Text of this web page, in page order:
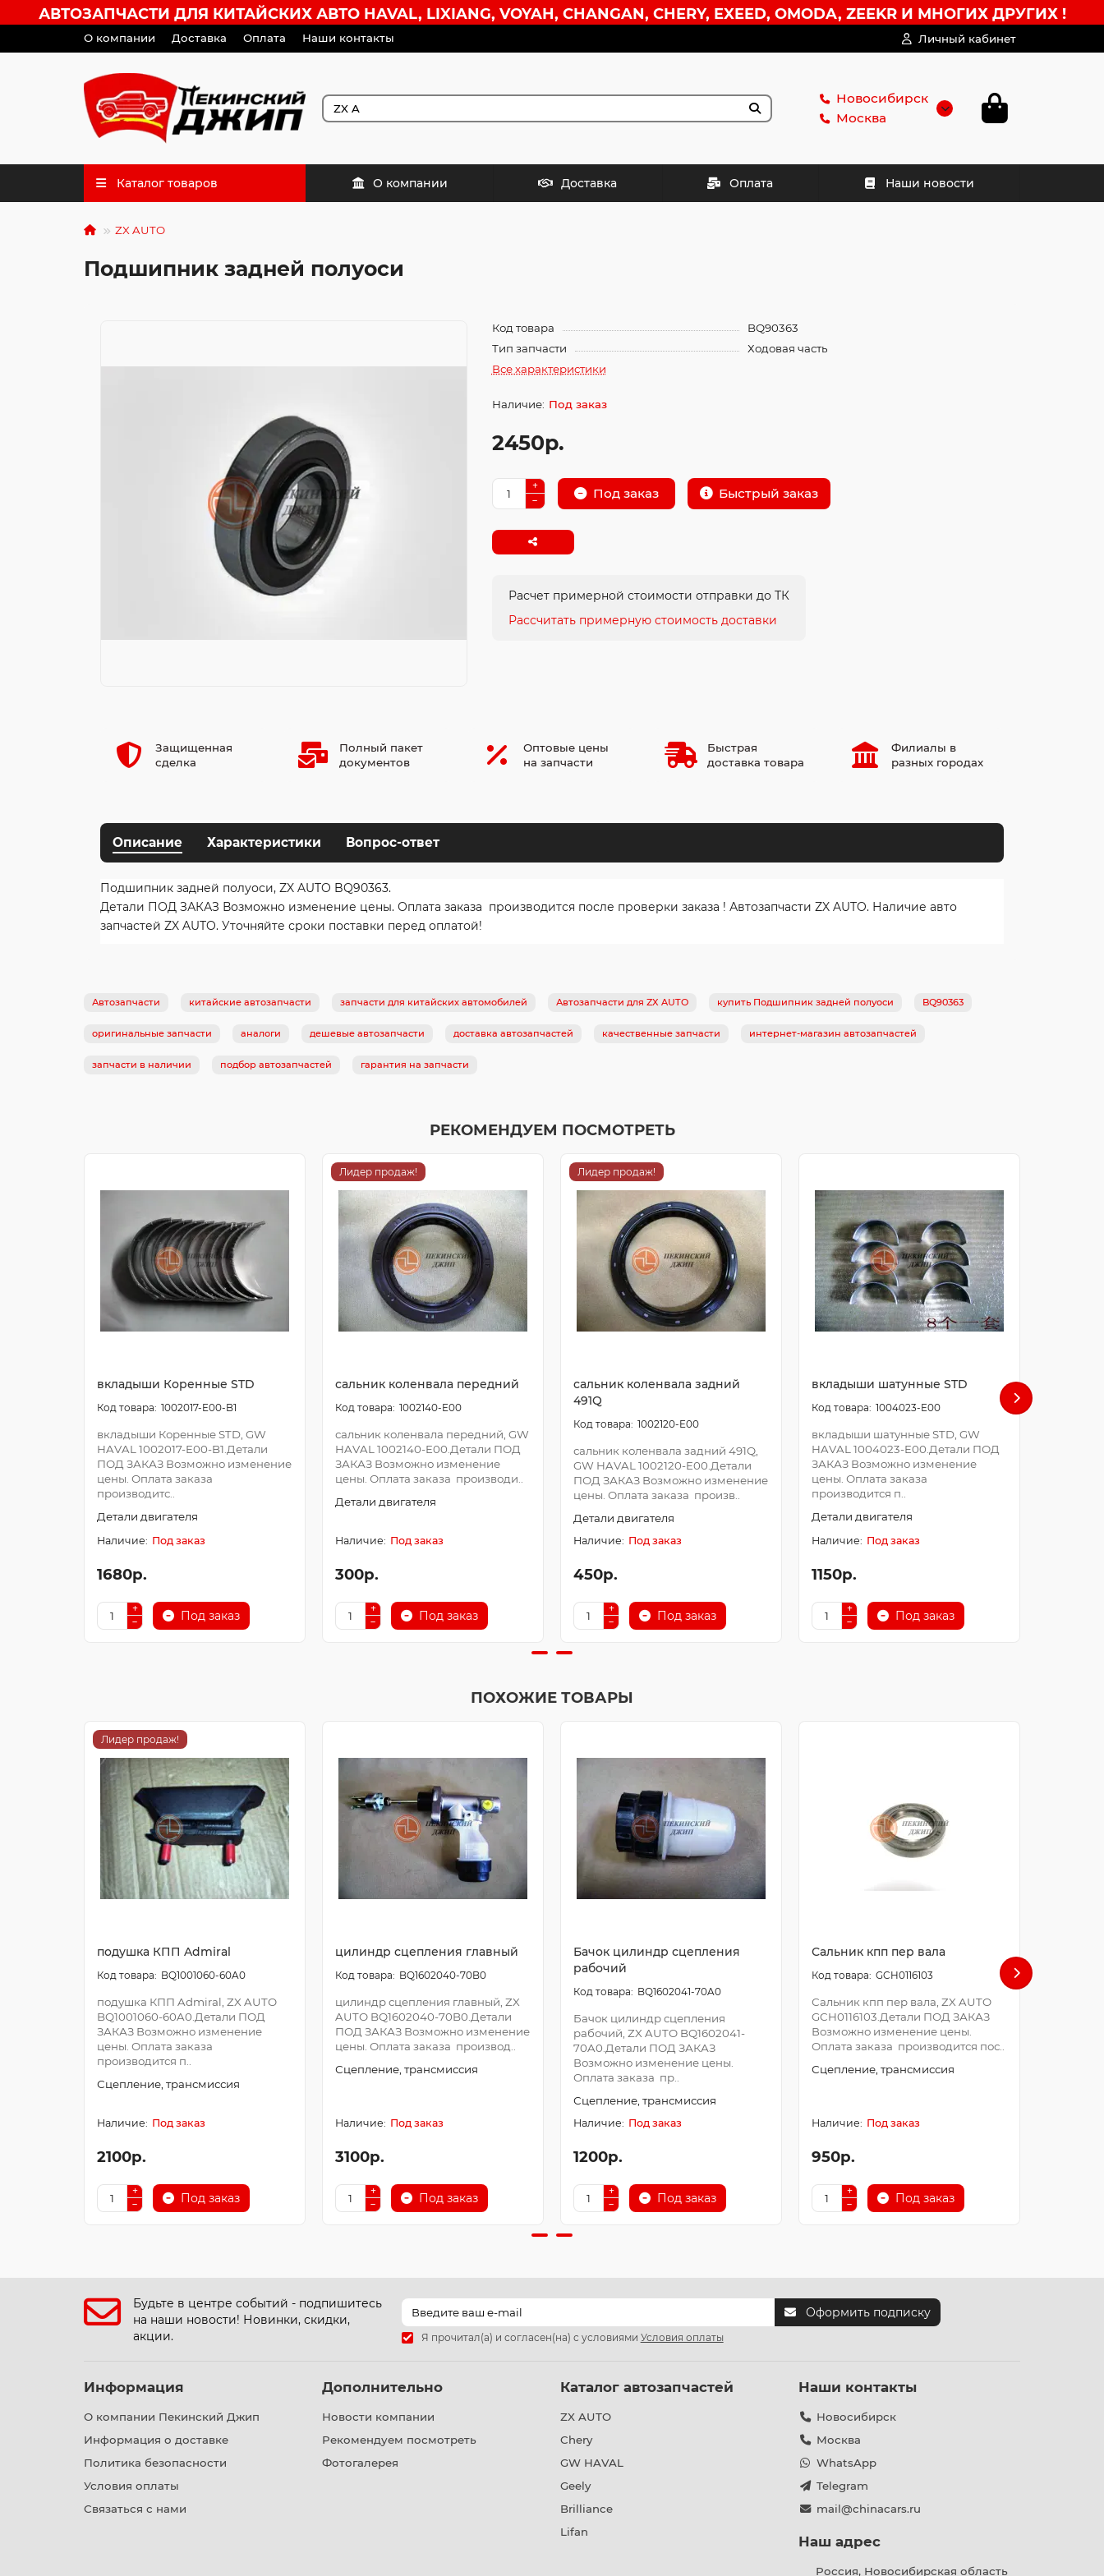
АВТОЗАПЧАСТИ ДЛЯ КИТАЙСКИХ АВТО HAVAL, LIXIANG, VOYAH, CHANGAN, CHERY, EXEED, OMODA, ZEEKR И МНОГИХ ДРУГИХ !
О компании Доставка Оплата Наши контакты Личный кабинет
Новосибирск
Москва
Каталог товаров О компании Доставка Оплата Наши новости
ZX AUTO
Подшипник задней полуоси
Код товара
BQ90363
Тип запчасти
Ходовая часть
Все характеристики
Под заказ
2450р.
Под заказ Быстрый заказ
Расчет примерной стоимости отправки до ТК
Рассчитать примерную стоимость доставки
Защищенная
сделка
Полный пакет
документов
Оптовые цены
на запчасти
Быстрая
доставка товара
Филиалы в
разных городах
Описание Характеристики Вопрос-ответ
Подшипник задней полуоси, ZX AUTO BQ90363.
Детали ПОД ЗАКАЗ Возможно изменение цены. Оплата заказа производится после проверки заказа ! Автозапчасти ZX AUTO. Наличие авто
запчастей ZX AUTO. Уточняйте сроки поставки перед оплатой!
Автозапчасти китайские автозапчасти запчасти для китайских автомобилей Автозапчасти для ZX AUTO купить Подшипник задней полуоси BQ90363
оригинальные запчасти аналоги дешевые автозапчасти доставка автозапчастей качественные запчасти интернет-магазин автозапчастей
запчасти в наличии подбор автозапчастей гарантия на запчасти
РЕКОМЕНДУЕМ ПОСМОТРЕТЬ
вкладыши Коренные STD
1002017-E00-B1
вкладыши Коренные STD, GW
HAVAL 1002017-E00-B1.Детали
ПОД ЗАКАЗ Возможно изменение
цены. Оплата заказа
производитс..
Детали двигателя
Под заказ
1680р.
Под заказ
Лидер продаж!
сальник коленвала передний
1002140-E00
сальник коленвала передний, GW
HAVAL 1002140-E00.Детали ПОД
ЗАКАЗ Возможно изменение
цены. Оплата заказа производи..
Детали двигателя
Под заказ
300р.
Под заказ
Лидер продаж!
сальник коленвала задний
491Q
1002120-E00
сальник коленвала задний 491Q,
GW HAVAL 1002120-E00.Детали
ПОД ЗАКАЗ Возможно изменение
цены. Оплата заказа произв..
Детали двигателя
Под заказ
450р.
Под заказ
вкладыши шатунные STD
1004023-E00
вкладыши шатунные STD, GW
HAVAL 1004023-E00.Детали ПОД
ЗАКАЗ Возможно изменение
цены. Оплата заказа
производится п..
Детали двигателя
Под заказ
1150р.
Под заказ
ПОХОЖИЕ ТОВАРЫ
Лидер продаж!
подушка КПП Admiral
BQ1001060-60A0
подушка КПП Admiral, ZX AUTO
BQ1001060-60A0.Детали ПОД
ЗАКАЗ Возможно изменение
цены. Оплата заказа
производится п..
Сцепление, трансмиссия
Под заказ
2100р.
Под заказ
цилиндр сцепления главный
BQ1602040-70B0
цилиндр сцепления главный, ZX
AUTO BQ1602040-70B0.Детали
ПОД ЗАКАЗ Возможно изменение
цены. Оплата заказа производ..
Сцепление, трансмиссия
Под заказ
3100р.
Под заказ
Бачок цилиндр сцепления
рабочий
BQ1602041-70A0
Бачок цилиндр сцепления
рабочий, ZX AUTO BQ1602041-
70A0.Детали ПОД ЗАКАЗ
Возможно изменение цены.
Оплата заказа пр..
Сцепление, трансмиссия
Под заказ
1200р.
Под заказ
Сальник кпп пер вала
GCH0116103
Сальник кпп пер вала, ZX AUTO
GCH0116103.Детали ПОД ЗАКАЗ
Возможно изменение цены.
Оплата заказа производится пос..
Сцепление, трансмиссия
Под заказ
950р.
Под заказ
Будьте в центре событий - подпишитесь
на наши новости! Новинки, скидки,
акции.
Оформить подписку
Я прочитал(а) и согласен(на) с условиями Условия оплаты
Информация
О компании Пекинский Джип
Информация о доставке
Политика безопасности
Условия оплаты
Связаться с нами
Дополнительно
Новости компании
Рекомендуем посмотреть
Фотогалерея
Каталог автозапчастей
ZX AUTO
Chery
GW HAVAL
Geely
Brilliance
Lifan
Наши контакты
Новосибирск
Москва
WhatsApp
Telegram
mail@chinacars.ru
Наш адрес
Россия, Новосибирская область